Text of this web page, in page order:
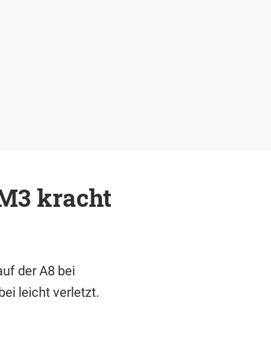
kracht
der A8 bei
leicht verletzt.